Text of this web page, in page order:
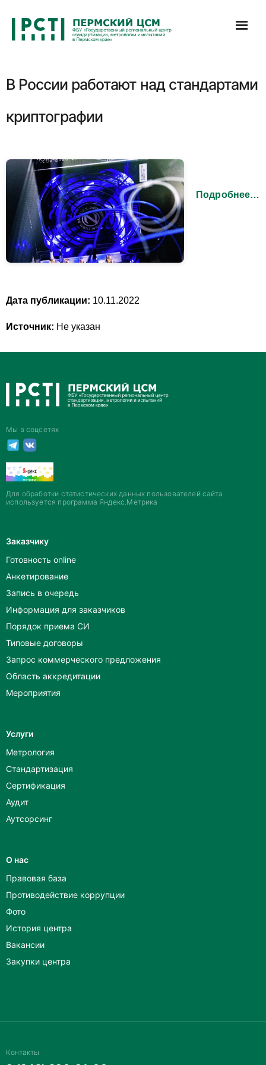
содержимому
В России работают над стандартами
криптографии
Подробнее…
Дата публикации: 10.11.2022
Источник: Не указан
Мы в соцсетях
Для обработки статистических данных пользователей сайта
используется программа Яндекс.Метрика
Заказчику
Готовность online
Анкетирование
Запись в очередь
Информация для заказчиков
Порядок приема СИ
Типовые договоры
Запрос коммерческого предложения
Область аккредитации
Мероприятия
Услуги
Метрология
Стандартизация
Сертификация
Аудит
Аутсорсинг
О нас
Правовая база
Противодействие коррупции
Фото
История центра
Вакансии
Закупки центра
Контакты